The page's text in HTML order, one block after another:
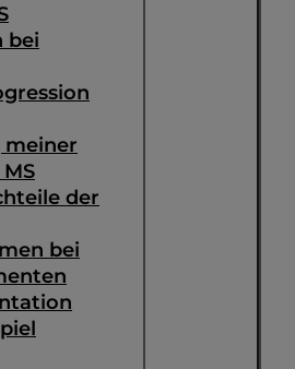
bei
meiner
der
bei